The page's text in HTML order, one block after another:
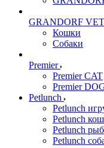
GRANDORF VET
Кошки
Собаки
Premier
Premier CAT
Premier
Petlunch
Petlunch
Petlunch
Petlunch
Petlunch